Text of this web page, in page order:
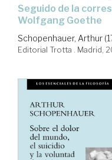
seguido de la correspondencia con Joham
Wolfgang Goethe
Schopenhauer, Arthur
Editorial Trotta . Madrid,